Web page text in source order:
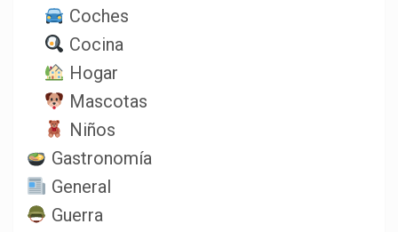
Coches
Cocina
Hogar
Mascotas
Niños
Gastronomía
General
Guerra